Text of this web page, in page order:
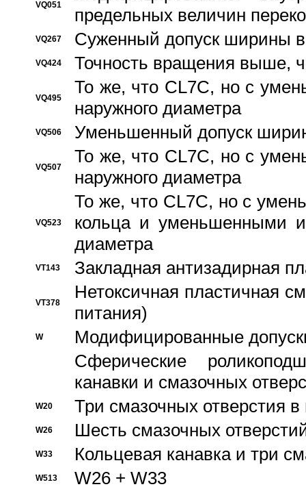
VQ051
предельных величин
VQ267 Суженный допуск ширины
VQ424 Точность вращения выше,
VQ495
То же, что CL7C, но с
наружного диаметра
VQ506 Уменьшенный допуск
VQ507
То же, что CL7C, но с
наружного диаметра
VQ523
То же, что CL7C, но с
кольца и уменьшенными
диаметра
VT143 Закладная антизадирная
VT378
Нетоксичная пластичная
питания)
W
Модифицированные
Сферические
канавки и смазочных
W20 Три смазочных отверстия
W26 Шесть смазочных
W33 Кольцевая канавка и три
W513 W26 + W33